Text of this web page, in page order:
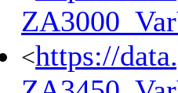
<https://